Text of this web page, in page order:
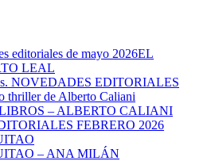
EL
LEAL
– ALBERTO CALIANI
– ANA MILÁN